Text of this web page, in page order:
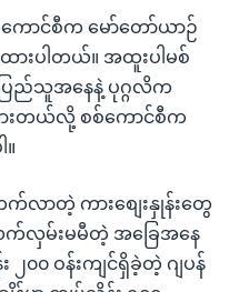
ကောင်စီက မော်တော်ယာဉ်
းပါတယ်။ အထူးပါမစ်
ြည်သူအနေနဲ့ ပုဂ္ဂလိက
တယ်လို့ စစ်ကောင်စီက
။
လာတဲ့ ကားစျေးနှုန်းတွေ
လှမ်းမမီတဲ့ အခြေအနေ
၀၀ ဝန်းကျင်ရှိခဲ့တဲ့ ဂျပန်